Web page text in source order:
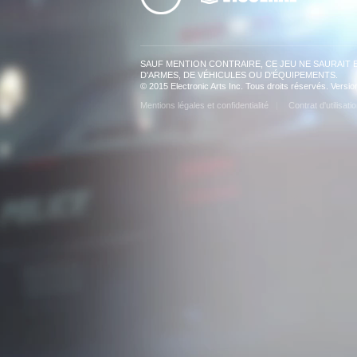
SAUF MENTION CONTRAIRE, CE JEU NE SAURAIT
D'ARMES, DE VÉHICULES OU D'ÉQUIPEMENTS.
© 2015 Electronic Arts Inc. Tous droits réservés.
Mentions légales et confidentialité
Contrat d'utilisation